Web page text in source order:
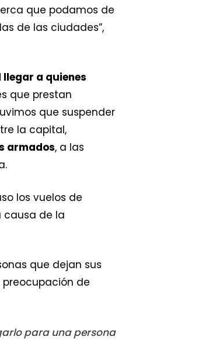
que podamos de
de las ciudades”,
a quienes
que prestan
que suspender
la capital,
armados, a las
los vuelos de
causa de la
que dejan sus
de
para una persona